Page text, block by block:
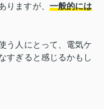
りますが、 一般的には
う人にとって、電気ケ
すぎると感じるかもし